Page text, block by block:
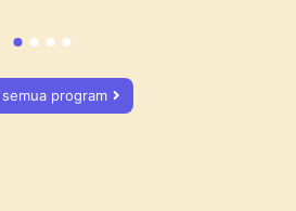
program